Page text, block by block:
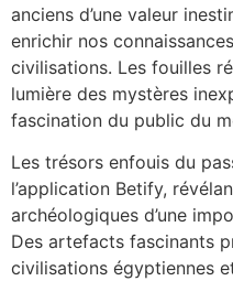
anciens d’une valeur
enrichir nos
civilisations. Les fouilles
lumière des mystères
fascination du public du
Les trésors enfouis du
l’application Betify,
archéologiques d’une
Des artefacts fascinants
civilisations égyptiennes